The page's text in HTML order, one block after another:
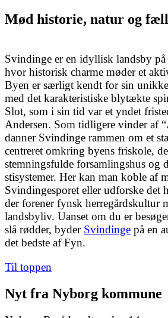
Mød historie, natur og
Svindinge er en idyllisk landsby
hvor historisk charme møder et
Byen er særligt kendt for sin
med det karakteristiske blytækte
Slot, som i sin tid var et yndet
Andersen. Som tidligere vinder af
danner Svindinge rammen om et
centreret omkring byens friskole,
stemningsfulde forsamlingshus og
stisystemer. Her kan man koble af
Svindingesporet eller udforske det
der forener fynsk herregårdskultur
landsbyliv. Uanset om du er
slå rødder, byder Svindinge på en
det bedste af Fyn.
Til toppen
Nyt fra Nyborg kommune